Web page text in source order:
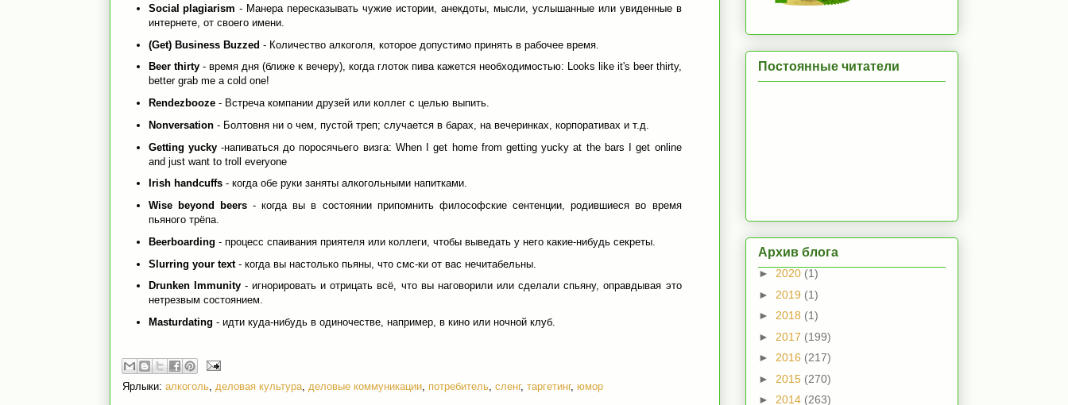
Social plagiarism - Манера пересказывать чужие истории, анекдоты, мысли, услышанные или увиденные в
интернете, от своего имени.
(Get) Business Buzzed - Количество алкоголя, которое допустимо принять в рабочее время.
Beer thirty- время дня (ближе к вечеру), когда глоток пива кажется необходимостью: Looks like it's beer thirty,
better grab me a cold one!
Rendezbooze - Встреча компании друзей или коллег с целью выпить.
Nonversation - Болтовня ни о чем, пустой треп; случается в барах, на вечеринках, корпоративах и т.д.
Getting yucky-напиваться до поросячьего визга: When I get home from getting yucky at the bars I get online
and just want to troll everyone
Irish handcuffs- когда обе руки заняты алкогольными напитками.
Wise beyond beers- когда вы в состоянии припомнить философские сентенции, родившиеся во время
пьяного трёпа.
Beerboarding - процесс спаивания приятеля или коллеги, чтобы выведать у него какие-нибудь секреты.
Slurring your text- когда вы настолько пьяны, что смс-ки от вас нечитабельны.
Drunken Immunity- игнорировать и отрицать всё, что вы наговорили или сделали спьяну, оправдывая это
нетрезвым состоянием.
Masturdating - идти куда-нибудь в одиночестве, например, в кино или ночной клуб.
Ярлыки: алкоголь деловая культура деловые коммуникации потребитель сленг, таргетинг, юмор
Постоянные читатели
Архив блога
► 2020 (1)
► 2019 (1)
► 2018 (1)
► 2017 (199)
► 2016 (217)
► 2015 (270)
► 2014 (263)